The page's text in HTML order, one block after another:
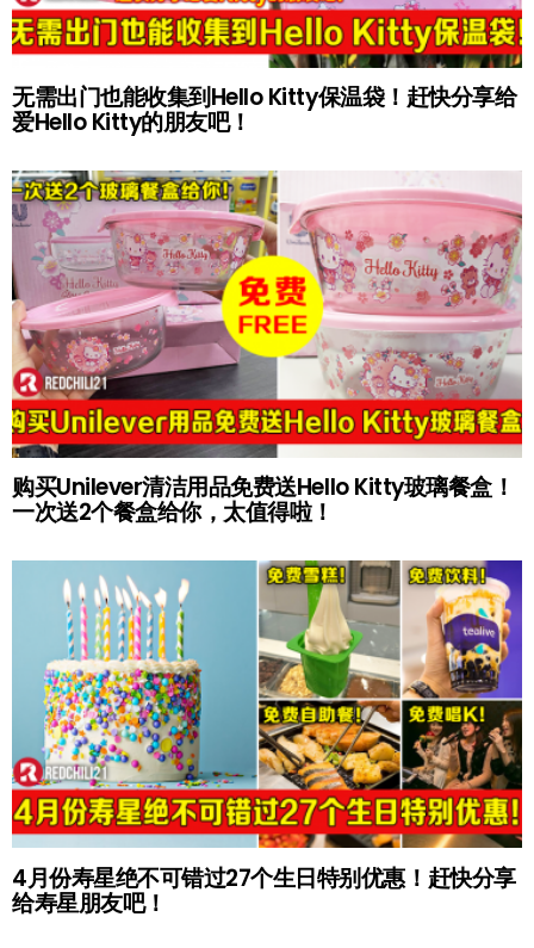
无需出门也能收集到Hello Kitty保温袋！赶快分享给
爱Hello Kitty的朋友吧！
购买Unilever清洁用品免费送Hello Kitty玻璃餐盒！
一次送2个餐盒给你，太值得啦！
4月份寿星绝不可错过27个生日特别优惠！赶快分享
给寿星朋友吧！